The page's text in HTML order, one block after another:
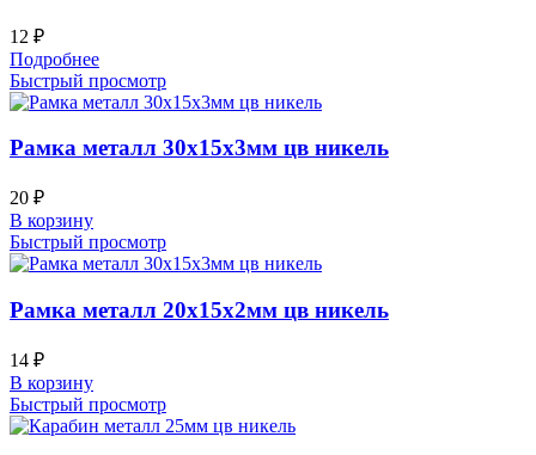
12 ₽
Подробнее
Быстрый просмотр
Рамка металл 30х15х3мм цв никель
20 ₽
В корзину
Быстрый просмотр
Рамка металл 20х15х2мм цв никель
14 ₽
В корзину
Быстрый просмотр